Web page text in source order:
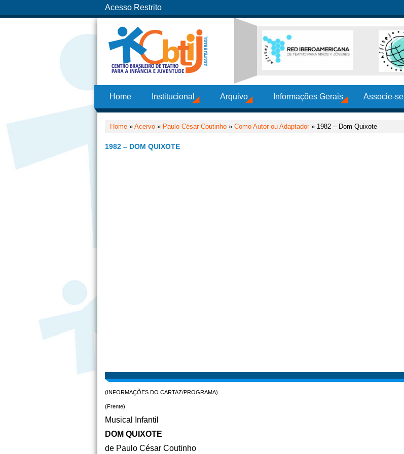
Acesso Restrito
Home Institucional Arquivo Informações Gerais Associe-se
Home » Acervo » Paulo César Coutinho » Como Autor ou Adaptador» 1982 – Dom Quixote
1982 – DOM QUIXOTE
(INFORMAÇÕES DO CARTAZ/PROGRAMA)
(Frente)
Musical Infantil
DOM QUIXOTE
de Paulo César Coutinho